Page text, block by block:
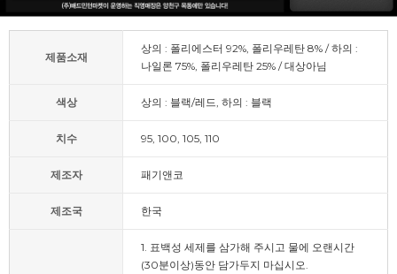
제품소재
상의 : 폴리에스터 92%, 폴리우레탄 8% / 하의 :
나일론 75%, 폴리우레탄 25% / 대상아님
색상 상의 : 블랙/레드, 하의 : 블랙
치수 95, 100, 105, 110
제조자 패기앤코
제조국 한국
1. 표백성 세제를 삼가해 주시고 물에 오랜시간
(30분이상)동안 담가두지 마십시오.